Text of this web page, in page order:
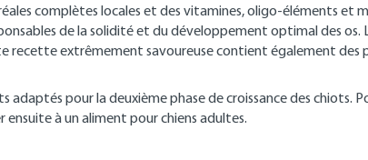
complètes locales et des vitamines, oligo-éléments et
de la solidité et du développement optimal des os.
extrêmement savoureuse contient également des
pour la deuxième phase de croissance des chiots.
à un aliment pour chiens adultes.